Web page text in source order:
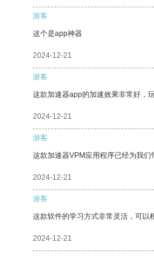
游客
这个是app神器
2024-12-21
游客
这款加速器app的加速效果非常好，
2024-12-21
游客
这款加速器VPM应用程序已经为我
2024-12-21
游客
这款软件的学习方式非常灵活，可以
2024-12-21